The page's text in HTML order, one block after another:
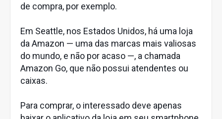
de compra, por exemplo.
Em Seattle, nos Estados Unidos, há uma loja
da Amazon — uma das marcas mais valiosas
do mundo, e não por acaso —, a chamada
Amazon Go, que não possui atendentes ou
caixas.
Para comprar, o interessado deve apenas